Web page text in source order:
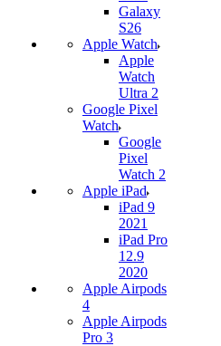
Galaxy
S26
Apple Watch
Apple
Watch
Ultra 2
Google Pixel
Watch
Google
Pixel
Watch 2
Apple iPad
iPad 9
2021
iPad Pro
12.9
2020
Apple Airpods
4
Apple Airpods
Pro 3